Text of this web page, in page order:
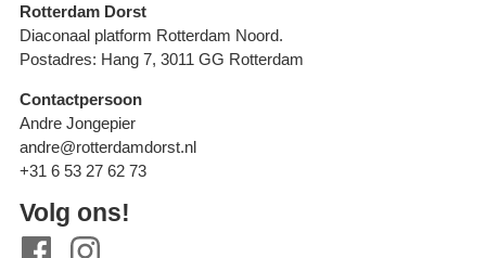
Rotterdam Dorst
Diaconaal platform Rotterdam Noord.
Postadres: Hang 7, 3011 GG Rotterdam
Contactpersoon
Andre Jongepier
andre@rotterdamdorst.nl
+31 6 53 27 62 73
Volg ons!